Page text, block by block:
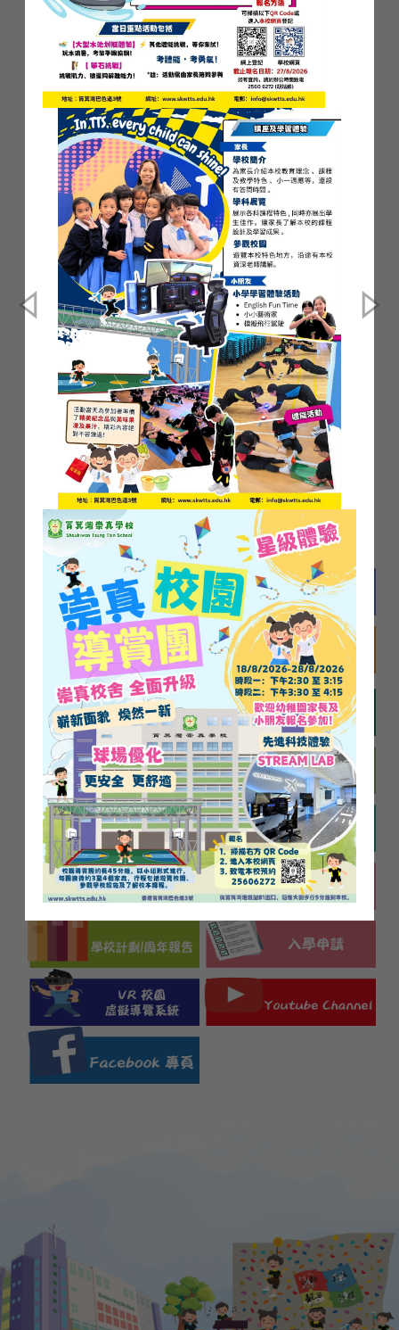
閱讀更多 ...
說謊言的嘴為耶和華所憎惡；行
事誠實的，為祂所喜悅。
(聖經．和合本,箴言12:22)